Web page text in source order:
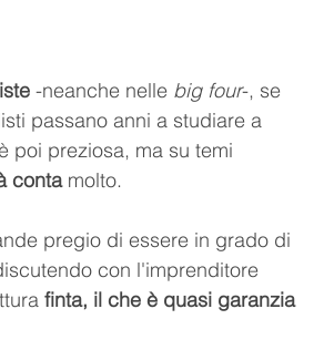
-neanche nelle big four-, se
passano anni a studiare a
poi preziosa, ma su temi
conta molto.
pregio di essere in grado di
con l'imprenditore
finta, il che è quasi garanzia